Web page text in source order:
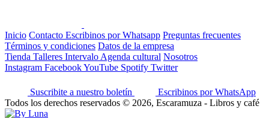
Inicio Contacto Escribinos por Whatsapp Preguntas frecuentes
Términos y condiciones Datos de la empresa
Tienda Talleres Intervalo Agenda cultural Nosotros
Instagram FacebookYouTube Spotify Twitter
Suscribite a nuestro boletín
Escribinos por WhatsApp
Todos los derechos reservados © 2026, Escaramuza - Libros y café